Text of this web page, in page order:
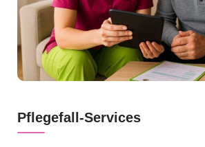
Pflegefall-Services